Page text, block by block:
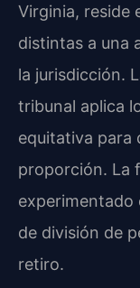
Virginia, reside
distintas a una
la jurisdicción.
tribunal aplica
equitativa para
proporción. La
experimentado
de división de
retiro.